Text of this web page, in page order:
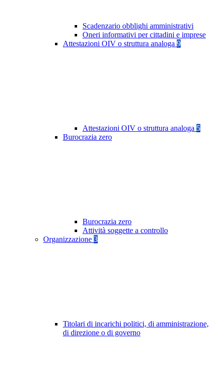
Scadenzario obblighi amministrativi
Oneri informativi per cittadini e imprese
Attestazioni OIV o struttura analoga 9
Attestazioni OIV o struttura analoga 5
Burocrazia zero
Burocrazia zero
Attività soggette a controllo
Organizzazione 3
Titolari di incarichi politici, di amministrazione,
di direzione o di governo